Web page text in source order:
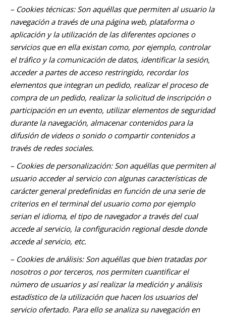
– Cookies técnicas: Son aquéllas que permiten al usuario la
navegación a través de una página web, plataforma o
aplicación y la utilización de las diferentes opciones o
servicios que en ella existan como, por ejemplo, controlar
el tráfico y la comunicación de datos, identificar la sesión,
acceder a partes de acceso restringido, recordar los
elementos que integran un pedido, realizar el proceso de
compra de un pedido, realizar la solicitud de inscripción o
participación en un evento, utilizar elementos de seguridad
durante la navegación, almacenar contenidos para la
difusión de videos o sonido o compartir contenidos a
través de redes sociales.
– Cookies de personalización: Son aquéllas que permiten al
usuario acceder al servicio con algunas características de
carácter general predefinidas en función de una serie de
criterios en el terminal del usuario como por ejemplo
serian el idioma, el tipo de navegador a través del cual
accede al servicio, la configuración regional desde donde
accede al servicio, etc.
– Cookies de análisis: Son aquéllas que bien tratadas por
nosotros o por terceros, nos permiten cuantificar el
número de usuarios y así realizar la medición y análisis
estadístico de la utilización que hacen los usuarios del
servicio ofertado. Para ello se analiza su navegación en